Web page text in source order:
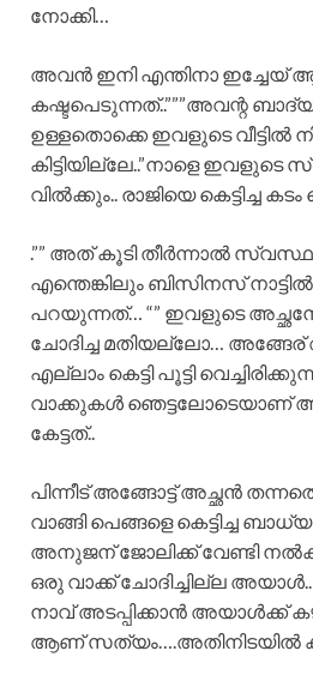
നോക്കി…
അവൻ ഇനി എന്തിനാ ഇച്ചേയ്
കഷ്ടപെടുന്നത്..”””അവന്റ
ഉള്ളതൊക്കെ ഇവളുടെ വീട്ടിൽ
കിട്ടിയില്ലേ..”നാളെ
വിൽക്കും.. രാജിയെ കെട്ടിച്ച
.”” അത് കൂടി തീർന്നാൽ
എന്തെങ്കിലും ബിസിനസ്
പറയുന്നത്… “” ഇവളുടെ
ചോദിച്ച മതിയല്ലോ… അങ്ങേര്
എല്ലാം കെട്ടി പൂട്ടി
വാക്കുകൾ ഞെട്ടലോടെയാണ്
കേട്ടത്..
പിന്നീട് അങ്ങോട്ട് അച്ഛൻ
വാങ്ങി പെങ്ങളെ കെട്ടിച്ച
അനുജന് ജോലിക്ക് വേണ്ടി
ഒരു വാക്ക് ചോദിച്ചില്ല
നാവ് അടപ്പിക്കാൻ അയാൾക്ക്
ആണ് സത്യം….അതിനിടയിൽ